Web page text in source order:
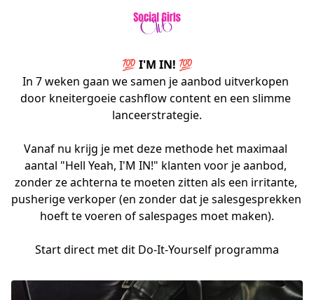
💯 I'M IN! 💯
In 7 weken gaan we samen je aanbod uitverkopen
door kneitergoeie cashflow content en een slimme
lanceerstrategie.
Vanaf nu krijg je met deze methode het maximaal
aantal "Hell Yeah, I'M IN!" klanten voor je aanbod,
zonder ze achterna te moeten zitten als een irritante,
pusherige verkoper (en zonder dat je salesgesprekken
hoeft te voeren of salespages moet maken).
Start direct met dit Do-It-Yourself programma